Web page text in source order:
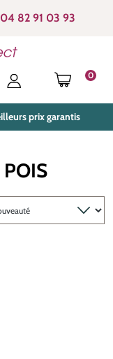
04 82 91 03 93
0
LE
prix garantis